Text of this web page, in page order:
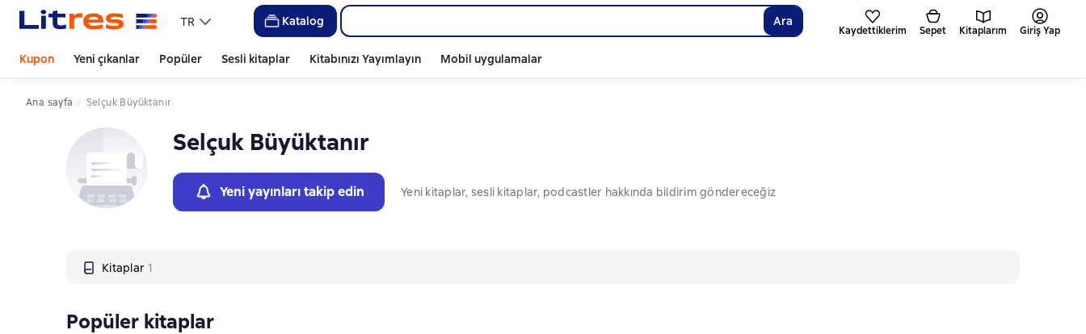
TR Katalog Ara
Kaydettiklerim Sepet Kitaplarım Giriş Yap
Kupon Yeni çıkanlar Popüler Sesli kitaplar Kitabınızı Yayımlayın Mobil uygulamalar
Ana sayfa Selçuk Büyüktanır
Selçuk Büyüktanır
Yeni yayınları takip edin Yeni kitaplar, sesli kitaplar, podcastler hakkında bildirim göndereceğiz
Kitaplar 1
Слайдер с книгами
Popüler kitaplar